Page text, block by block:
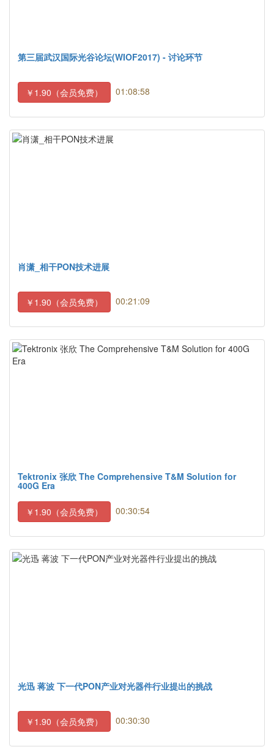
第三届武汉国际光谷论坛(WIOF2017) - 讨论环节
￥1.90（会员免费） 01:08:58
肖潇_相干PON技术进展
￥1.90（会员免费） 00:21:09
Tektronix 张欣 The Comprehensive T&M Solution for
400G Era
￥1.90（会员免费） 00:30:54
光迅 蒋波 下一代PON产业对光器件行业提出的挑战
￥1.90（会员免费） 00:30:30